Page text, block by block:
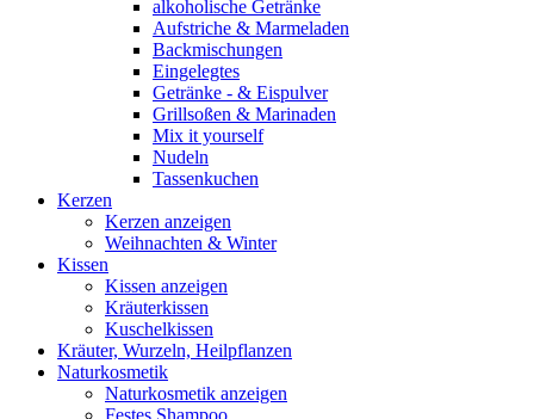
alkoholische Getränke
Aufstriche & Marmeladen
Backmischungen
Eingelegtes
Getränke - & Eispulver
Grillsoßen & Marinaden
Mix it yourself
Nudeln
Tassenkuchen
Kerzen
Kerzen anzeigen
Weihnachten & Winter
Kissen
Kissen anzeigen
Kräuterkissen
Kuschelkissen
Kräuter, Wurzeln, Heilpflanzen
Naturkosmetik
Naturkosmetik anzeigen
Festes Shampoo